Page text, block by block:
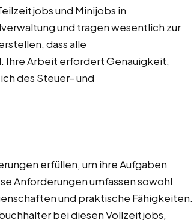
und Minijobs in
und tragen wesentlich zur
dass alle
Ihre Arbeit erfordert Genauigkeit,
des Steuer- und
erfüllen, um ihre Aufgaben
Anforderungen umfassen sowohl
und praktische Fähigkeiten.
bei diesen Vollzeitjobs,